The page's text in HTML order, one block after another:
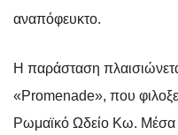
αναπόφευκτο.
Η παράσταση
«Promenade», που
Ρωμαϊκό Ωδείο Κω. Μέσα